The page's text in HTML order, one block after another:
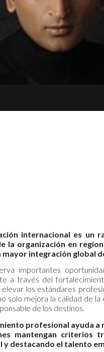
internacional es un
la organización en
integración global
importantes
a través del
los estándares
solo mejora la calidad de la
de los destinos.
profesional ayuda a
mantengan criterios
y destacando el talento